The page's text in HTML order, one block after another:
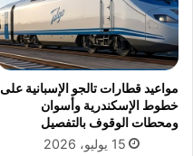
مواعيد قطارات تالجو الإسبانية على
خطوط الإسكندرية وأسوان
ومحطات الوقوف بالتفصيل
15 يوليو، 2026